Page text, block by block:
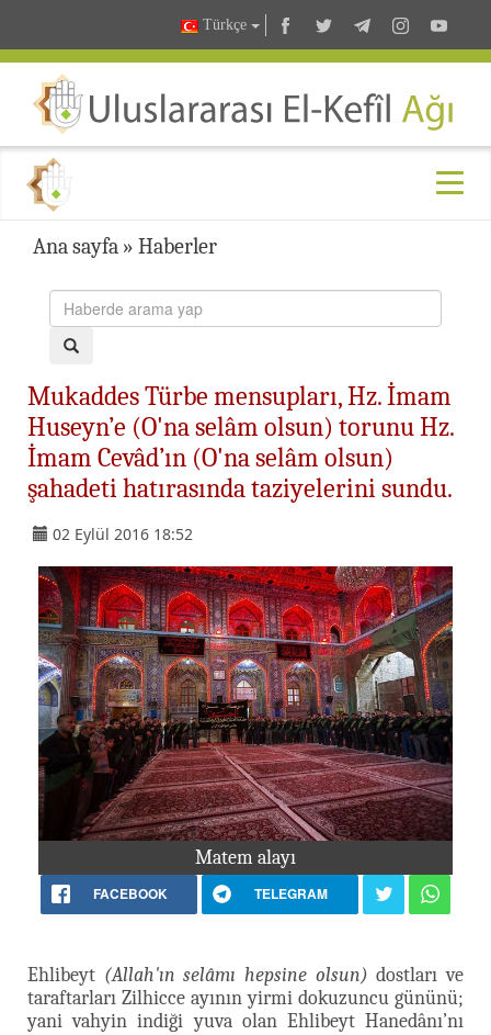
Türkçe
Ana sayfa » Haberler
Mukaddes Türbe mensupları, Hz. İmam
Huseyn’e (O'na selâm olsun) torunu Hz.
İmam Cevâd’ın (O'na selâm olsun)
şahadeti hatırasında taziyelerini sundu.
02 Eylül 2016 18:52
Matem alayı
FACEBOOK TELEGRAM
Ehlibeyt (Allah'ın selâmı hepsine olsun) dostları ve
taraftarları Zilhicce ayının yirmi dokuzuncu gününü;
yani vahyin indiği yuva olan Ehlibeyt Hanedânı’nı